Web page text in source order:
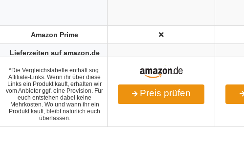
Preis prüfen
Amazon Prime
Lieferzeiten auf amazon.de
*Die Vergleichstabelle enthält sog.
Affiliate-Links. Wenn ihr über diese
Links ein Produkt kauft, erhalten wir
vom Anbieter ggf. eine Provision. Für
euch entstehen dabei keine
Mehrkosten. Wo und wann ihr ein
Produkt kauft, bleibt natürlich euch
überlassen.